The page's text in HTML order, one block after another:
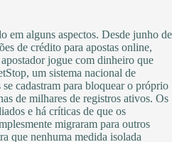
em alguns aspectos. Desde junho de
de crédito para apostas online,
jogue com dinheiro que
um sistema nacional de
cadastram para bloquear o próprio
de milhares de registros ativos. Os
e há críticas de que os
migraram para outros
que nenhuma medida isolada